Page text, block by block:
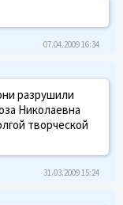
07.04.2009 16:34
разрушили
Николаевна
творческой
31.03.2009 15:24